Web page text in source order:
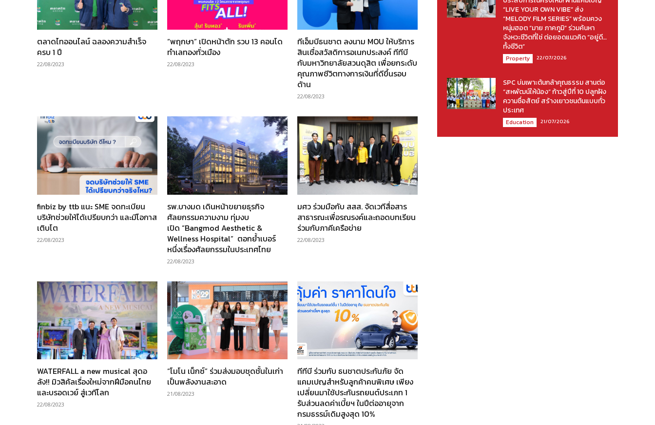
ตลาดไทออนไลน์ ฉลองความสำเร็จ
ครบ 1 ปี
22/08/2023
“พฤกษา” เปิดหน้าตัก รวบ 13 คอนโด
ทำเลทองทั่วเมือง
22/08/2023
ทีเอ็มบีธนชาต ลงนาม MOU ให้บริการ
สินเชื่อสวัสดิการอเนกประสงค์ ทีทีบี
กับมหาวิทยาลัยสวนดุสิต เพื่อยกระดับ
คุณภาพชีวิตทางการเงินที่ดีขึ้นรอบ
ด้าน
22/08/2023
finbiz by ttb แนะ SME จดทะเบียน
บริษัทช่วยให้ได้เปรียบกว่า และมีโอกาส
เติบโต
22/08/2023
รพ.บางมด เดินหน้าขยายธุรกิจ
ศัลยกรรมความงาม ทุ่มงบ
เปิด “Bangmod Aesthetic &
Wellness Hospital” ตอกย้ำเบอร์
หนึ่งเรื่องศัลยกรรมในประเทศไทย
22/08/2023
มศว ร่วมมือกับ สสส. จัดเวทีสื่อสาร
สาธารณะเพื่อรณรงค์และถอดบทเรียน
ร่วมกับภาคีเครือข่าย
22/08/2023
WATERFALL a new musical สุดอ
ลัง!! มิวสิคัลเรื่องใหม่จากฝีมือคนไทย
และบรอดเวย์ สู่เวทีโลก
22/08/2023
“โมโน เน็กซ์” ร่วมส่งมอบชุดชั้นในเก่า
เป็นพลังงานสะอาด
21/08/2023
ทีทีบี ร่วมกับ ธนชาตประกันภัย จัด
แคมเปญสำหรับลูกค้าคนพิเศษ เพียง
เปลี่ยนมาใช้ประกันรถยนต์ประเภท 1
รับส่วนลดค่าเบี้ยฯ ในปีต่ออายุจาก
กรมธรรม์เดิมสูงสุด 10%
“LIVE YOUR OWN VIBE” ส่ง
“MELODY FILM SERIES” พร้อมควง
หนุ่มฮอต “มาย ภาคภูมิ” ร่วมค้นหา
จังหวะชีวิตที่ใช่ ต่อยอดแนวคิด “อยู่ดี…
ทั้งชีวิต”
Property 22/07/2026
SPC บ่มเพาะต้นกล้าคุณธรรม สานต่อ
“สหพัฒน์ให้น้อง” ก้าวสู่ปีที่ 10 ปลูกฝัง
ความซื่อสัตย์ สร้างเยาวชนต้นแบบทั่ว
ประเทศ
Education 21/07/2026